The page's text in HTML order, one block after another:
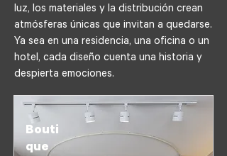
luz, los materiales y la distribución crean
atmósferas únicas que invitan a quedarse.
Ya sea en una residencia, una oficina o un
hotel, cada diseño cuenta una historia y
despierta emociones.
Bouti
que